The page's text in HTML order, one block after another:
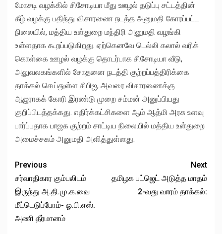
மோசடி வழக்கில் சிசோடியா மீது ஊழல் தடுப்பு சட்டத்தின்
கீழ் வழக்கு பதிந்து விசாரணை நடத்த அனுமதி கோரப்பட்ட
நிலையில், மத்திய உள்துறை மந்திரி அனுமதி வழங்கி
உள்ளதாக கூறப்படுகிறது. ஏற்கெனவே டெல்லி கலால் வரிக்
கொள்கை ஊழல் வழக்கு தொடர்பாக சிசோடியா வீடு,
அலுவலகங்களில் சோதனை நடத்தி குற்றப்பத்திரிக்கை
தாக்கல் செய்துள்ள சிபிஐ, அவரை விசாரணைக்கு
ஆஜராகக் கோரி இரண்டு முறை சம்மன் அனுப்பியது
குறிப்பிடத்தக்கது. எதிர்க்கட்சிகளை ஆம் ஆத்மி அரசு உளவு
பார்ப்பதாக பாஜக குற்றம் சாட்டிய நிலையில் மத்திய உள்துறை
அமைச்சகம் அனுமதி அளித்துள்ளது.
Previous
சர்வாதிகார கும்பலிடம்
இருந்து அ.தி.மு.க.வை
மீட்டெடுப்போம்- ஓ.பி.எஸ்.
அணி தீர்மானம்
Next
தமிழக பட்ஜெட் அடுத்த மாதம்
2-வது வாரம் தாக்கல்: